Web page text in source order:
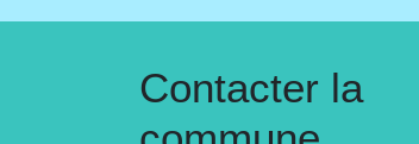
Contacter la